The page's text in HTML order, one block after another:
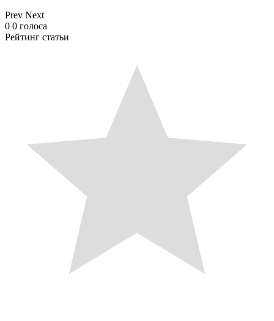
Prev Next
0 0 голоса
Рейтинг статьи